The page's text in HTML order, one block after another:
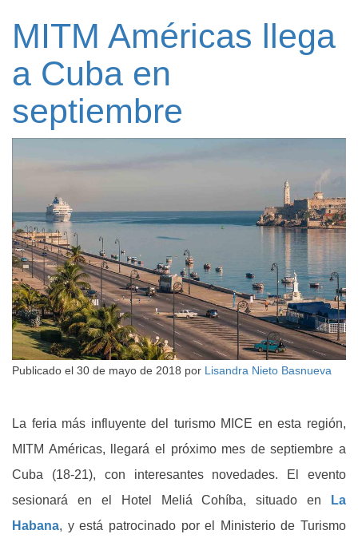
MITM Américas llega
a Cuba en
septiembre
Publicado el 30 de mayo de 2018 por Lisandra Nieto Basnueva
La feria más influyente del turismo MICE en esta región,
MITM Américas, llegará el próximo mes de septiembre a
Cuba (18-21), con interesantes novedades. El evento
sesionará en el Hotel Meliá Cohíba, situado en
La
Habana, y está patrocinado por el Ministerio de Turismo